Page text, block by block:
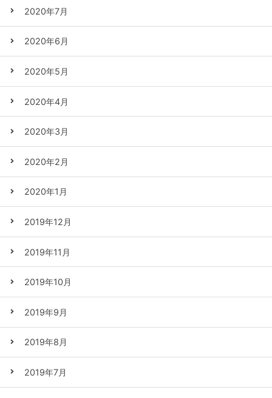
2020年7月
2020年6月
2020年5月
2020年4月
2020年3月
2020年2月
2020年1月
2019年12月
2019年11月
2019年10月
2019年9月
2019年8月
2019年7月